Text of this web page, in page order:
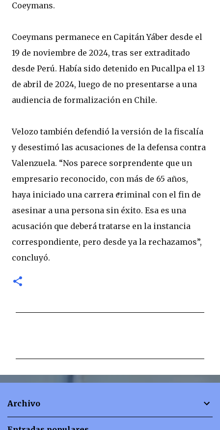
Coeymans.
Coeymans permanece en Capitán Yáber desde el
19 de noviembre de 2024, tras ser extraditado
desde Perú. Había sido detenido en Pucallpa el 13
de abril de 2024, luego de no presentarse a una
audiencia de formalización en Chile.
Velozo también defendió la versión de la fiscalía
y desestimó las acusaciones de la defensa contra
Valenzuela. “Nos parece sorprendente que un
empresario reconocido, con más de 65 años,
haya iniciado una carrera criminal con el fin de
asesinar a una persona sin éxito. Esa es una
acusación que deberá tratarse en la instancia
correspondiente, pero desde ya la rechazamos”,
concluyó.
n
Archivo